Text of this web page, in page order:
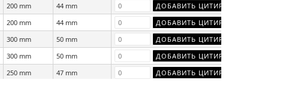
200 mm 44 mm
200 mm 44 mm
300 mm 50 mm
300 mm 50 mm
250 mm 47 mm